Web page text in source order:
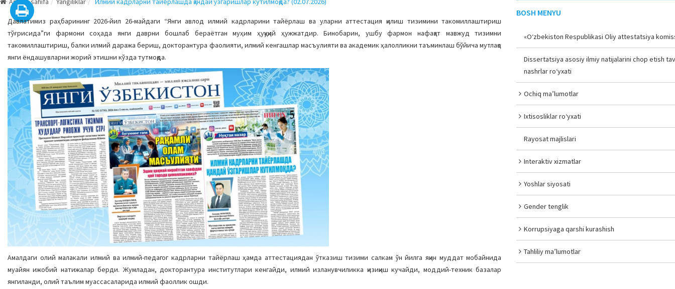
Давлатимиз раҳбарининг 2026-йил 26-майдаги “Янги авлод илмий кадрларини тайёрлаш ва уларни аттестация қилиш тизимини такомиллаштириш
тўғрисида”ги фармони соҳада янги даврни бошлаб бераётган муҳим ҳуқуқий ҳужжатдир. Бинобарин, ушбу фармон нафақат мавжуд тизимни
такомиллаштириш, балки илмий даража бериш, докторантура фаолияти, илмий кенгашлар масъулияти ва академик ҳалолликни таъминлаш бўйича мутлақо
янги ёндашувларни жорий этишни кўзда тутмоқда.
Амалдаги олий малакали илмий ва илмий-педагог кадрларни тайёрлаш ҳамда аттестациядан ўтказиш тизими салкам ўн йилга яқин муддат мобайнида
муайян ижобий натижалар берди. Жумладан, докторантура институтлари кенгайди, илмий изланувчиликка қизиқиш кучайди, моддий-техник базалар
янгиланди, олий таълим муассасаларида илмий фаоллик ошди.
BOSH MENYU
«O‘zbekiston Respublikasi Oliy attestatsiya
Dissertatsiya asosiy ilmiy natijalarini chop etish
nashrlar ro‘yxati
Ochiq ma’lumotlar
Ixtisosliklar ro‘yxati
Rayosat majlislari
Interaktiv xizmatlar
Yoshlar siyosati
Gender tenglik
Korrupsiyaga qarshi kurashish
Tahliliy ma’lumotlar